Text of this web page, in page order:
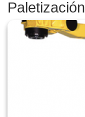
Paletización